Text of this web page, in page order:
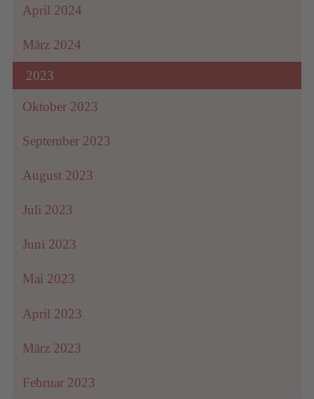
April 2024
März 2024
2023
Oktober 2023
September 2023
August 2023
Juli 2023
Juni 2023
Mai 2023
April 2023
März 2023
Februar 2023